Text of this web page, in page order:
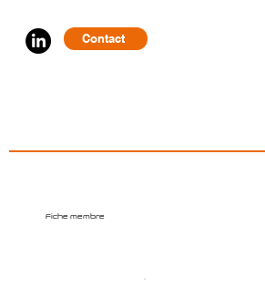
Contact
Fiche membre